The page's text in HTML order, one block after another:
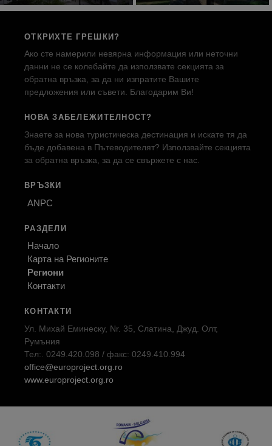
ОТКРИХТЕ ГРЕШКИ?
Ако сте намерили невярна информация или неточни
данни не се колебайте да използвате секцията за
обратна връзка, за да ни изпратите Вашите
предложения или съвети. Благодарим Ви!
НОВА ЗАБЕЛЕЖИТЕЛНОСТ?
Знаете за нова туристическа дестинация и искате тя да
бъде добавена в Пътеводителят? Използвайте секцията
за обратна връзка, за да се свържете с нас.
ВРЪЗКИ
ANPC
РАЗДЕЛИ
Начало
Карта на Регионите
Региони
Контакти
КОНТАКТИ
Ул. Михай Еминеску, Nr. 35, Слатина, Джуд. Олт,
Румъния
Тел:. 0249.420.098 / факс: 0249.410.994
office@europroject.org.ro
www.europroject.org.ro